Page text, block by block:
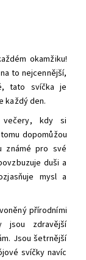
okamžiku!
to nejcennější,
tato svíčka je
každý den.
večery, kdy si
dopomůžou
známé pro své
duši a
mysl a
přírodními
jsou zdravější
Jsou šetrnější
svíčky navíc